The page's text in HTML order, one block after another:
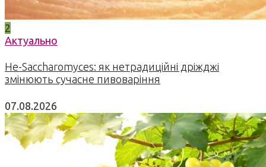
2
Актуально
Не-Saccharomyces: як нетрадиційні дріжджі
змінюють сучасне пивоваріння
07.08.2026